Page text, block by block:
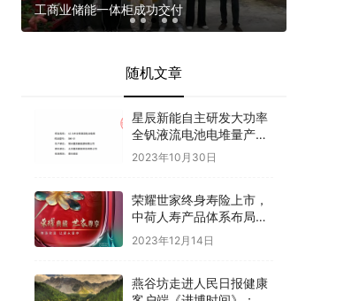
工商业储能一体柜成功交付
随机文章
星辰新能自主研发大功率
全钒液流电池电堆量产下
线 通过中国电科院认证测
2023年10月30日
荣耀世家终身寿险上市，
中荷人寿产品体系布局优
势渐显
2023年12月14日
燕谷坊走进人民日报健康